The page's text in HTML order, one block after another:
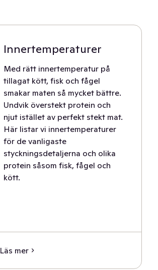
Innertemperaturer
Med rätt innertemperatur på
tillagat kött, fisk och fågel
smakar maten så mycket bättre.
Undvik överstekt protein och
njut istället av perfekt stekt mat.
Här listar vi innertemperaturer
för de vanligaste
styckningsdetaljerna och olika
protein såsom fisk, fågel och
kött.
Läs mer